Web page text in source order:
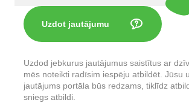
Uzdot jautājumu
Uzdod jebkurus jautājumus saistītus ar
mēs noteikti radīsim iespēju atbildēt. Jūsu
jautājums portāla būs redzams, tiklīdz
sniegs atbildi.